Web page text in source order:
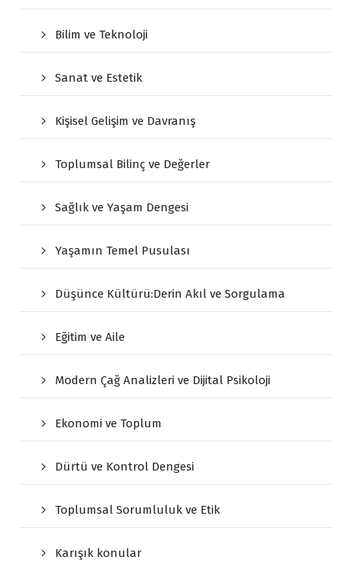
Bilim ve Teknoloji
Sanat ve Estetik
Kişisel Gelişim ve Davranış
Toplumsal Bilinç ve Değerler
Sağlık ve Yaşam Dengesi
Yaşamın Temel Pusulası
Düşünce Kültürü:Derin Akıl ve Sorgulama
Eğitim ve Aile
Modern Çağ Analizleri ve Dijital Psikoloji
Ekonomi ve Toplum
Dürtü ve Kontrol Dengesi
Toplumsal Sorumluluk ve Etik
Karışık konular